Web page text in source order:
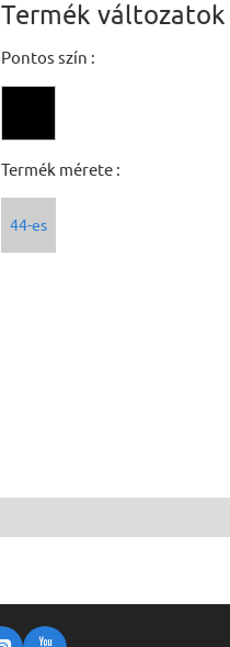
Termék változatok
Pontos szín :
Termék mérete :
44-es